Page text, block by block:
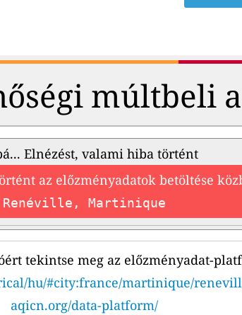
múltbeli
Elnézést, valami hiba történt
az előzményadatok betöltése
Renéville, Martinique
tekintse meg az előzményadat-
hu/#city:france/martinique/
aqicn.org/data-platform/